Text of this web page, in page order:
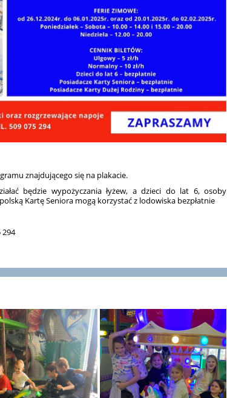
znajdującego się na plakacie.
będzie wypożyczania łyżew, a dzieci do lat 6, osoby
Kartę Seniora mogą korzystać z lodowiska bezpłatnie
294